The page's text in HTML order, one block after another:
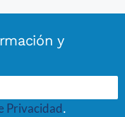
y
Privacidad.